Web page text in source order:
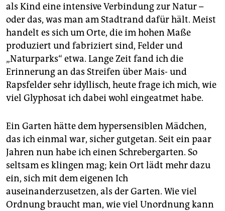
als Kind eine intensive Verbindung zur Natur –
oder das, was man am Stadtrand dafür hält. Meist
handelt es sich um Orte, die im hohen Maße
produziert und fabriziert sind, Felder und
„Naturparks“ etwa. Lange Zeit fand ich die
Erinnerung an das Streifen über Mais- und
Rapsfelder sehr idyllisch, heute frage ich mich, wie
viel Glyphosat ich dabei wohl eingeatmet habe.
Ein Garten hätte dem hypersensiblen Mädchen,
das ich einmal war, sicher gutgetan. Seit ein paar
Jahren nun habe ich einen Schrebergarten. So
seltsam es klingen mag; kein Ort lädt mehr dazu
ein, sich mit dem eigenen Ich
auseinanderzusetzen, als der Garten. Wie viel
Ordnung braucht man, wie viel Unordnung kann